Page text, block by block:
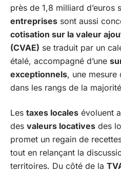
près de 1,8 milliard d’euros
entreprises sont aussi
cotisation sur la valeur
(CVAE) se traduit par un
étalé, accompagné d’une
exceptionnels, une
dans les rangs de la
Les taxes locales évoluent
des valeurs locatives des
promet un regain de
tout en relançant la
territoires. Du côté de la